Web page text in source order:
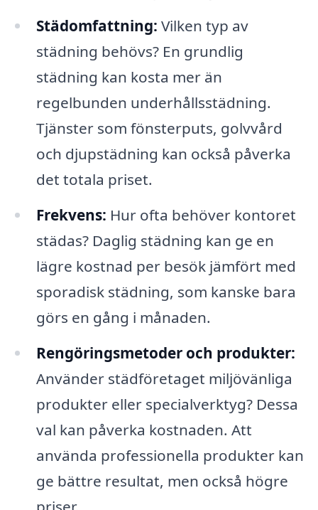
Städomfattning: Vilken typ av
städning behövs? En grundlig
städning kan kosta mer än
regelbunden underhållsstädning.
Tjänster som fönsterputs, golvvård
och djupstädning kan också påverka
det totala priset.
Frekvens: Hur ofta behöver kontoret
städas? Daglig städning kan ge en
lägre kostnad per besök jämfört med
sporadisk städning, som kanske bara
görs en gång i månaden.
Rengöringsmetoder och produkter:
Använder städföretaget miljövänliga
produkter eller specialverktyg? Dessa
val kan påverka kostnaden. Att
använda professionella produkter kan
ge bättre resultat, men också högre